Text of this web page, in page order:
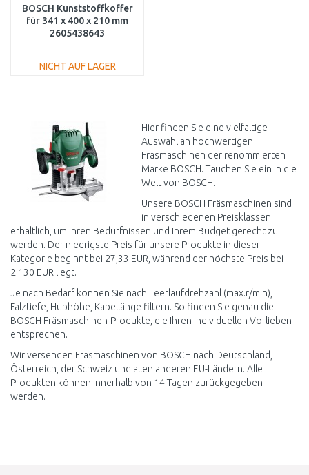
BOSCH Kunststoffkoffer
für 341 x 400 x 210 mm
2605438643
NICHT AUF LAGER
Vergleichen
Hier finden Sie eine vielfältige
Auswahl an hochwertigen
Fräsmaschinen der renommierten
Marke BOSCH. Tauchen Sie ein in die
Welt von BOSCH.
Unsere BOSCH Fräsmaschinen sind
in verschiedenen Preisklassen
erhältlich, um Ihren Bedürfnissen und Ihrem Budget gerecht zu
werden. Der niedrigste Preis für unsere Produkte in dieser
Kategorie beginnt bei 27,33 EUR, während der höchste Preis bei
2 130 EUR liegt.
Je nach Bedarf können Sie nach Leerlaufdrehzahl (max.r/min),
Falztiefe, Hubhöhe, Kabellänge filtern. So finden Sie genau die
BOSCH Fräsmaschinen-Produkte, die Ihren individuellen Vorlieben
entsprechen.
Wir versenden Fräsmaschinen von BOSCH nach Deutschland,
Österreich, der Schweiz und allen anderen EU-Ländern. Alle
Produkten können innerhalb von 14 Tagen zurückgegeben
werden.